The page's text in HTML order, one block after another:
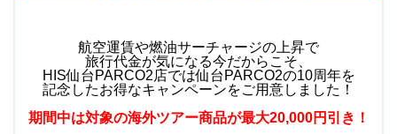
航空運賃や燃油サーチャージの上昇で
旅行代金が気になる今だからこそ、
HIS仙台PARCO2店では仙台PARCO2の10周年を
記念したお得なキャンペーンをご用意しました！
期間中は対象の海外ツアー商品が最大20,000円引き！